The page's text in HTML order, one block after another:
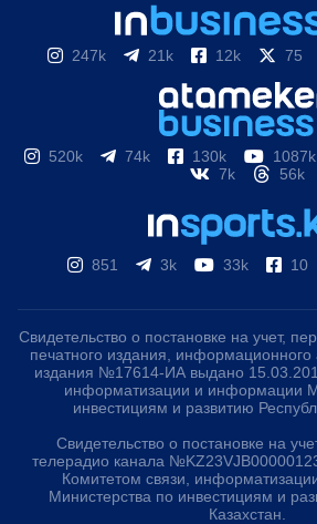
247k 21k 12k 75
520k 74k 130k 1087k
7k
56k
851 3k 33k 10
Свидетельство о постановке на учет,
печатного издания, информационного
издания №17614-ИА выдано
информатизации и информации
инвестициям и развитию
Свидетельство о постановке на
телерадио канала
Комитетом связи,
Министерства по инвестициям и
Казахстан.